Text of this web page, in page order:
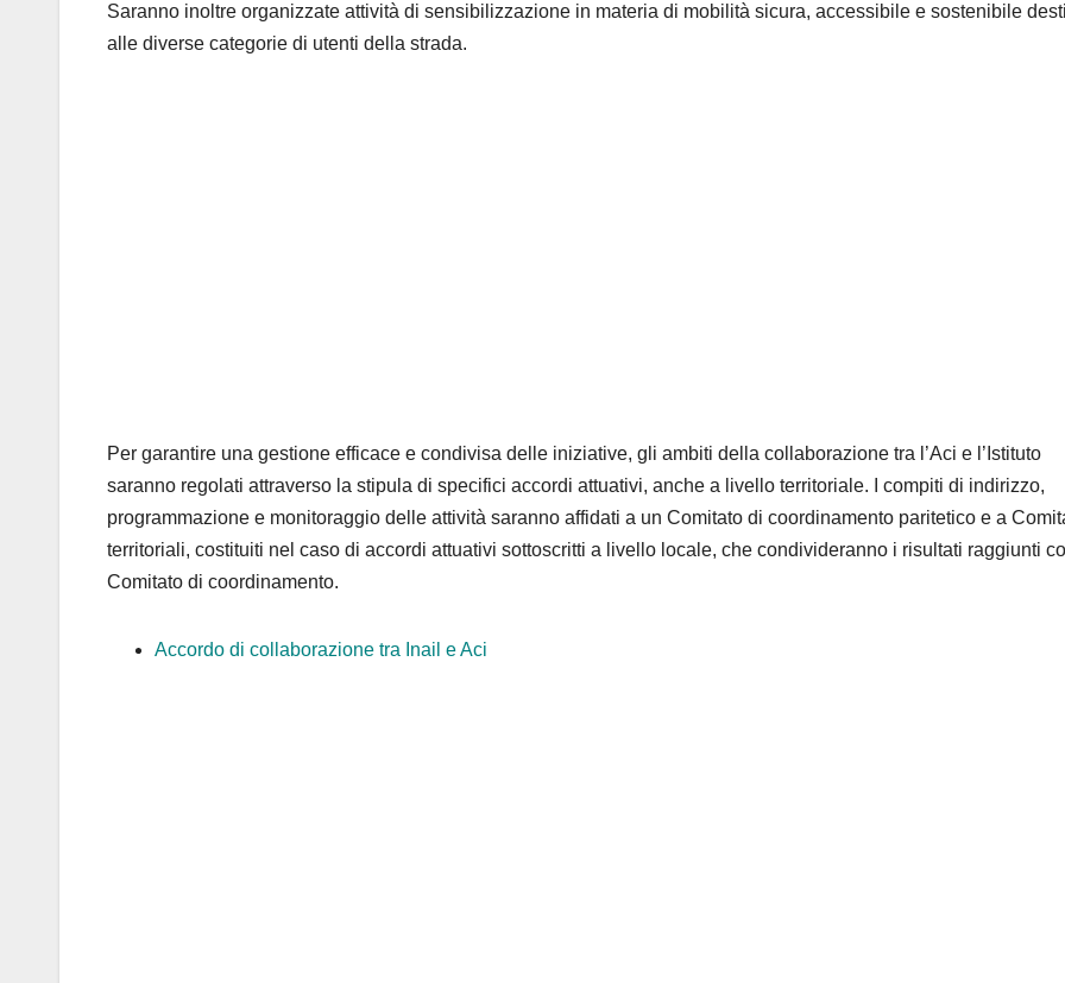
Saranno inoltre organizzate attività di sensibilizzazione in materia di mobilità sicura, accessibile e sostenibile
alle diverse categorie di utenti della strada.
Per garantire una gestione efficace e condivisa delle iniziative, gli ambiti della collaborazione tra l’Aci e l’Istituto
saranno regolati attraverso la stipula di specifici accordi attuativi, anche a livello territoriale. I compiti di indirizzo,
programmazione e monitoraggio delle attività saranno affidati a un Comitato di coordinamento paritetico e a
territoriali, costituiti nel caso di accordi attuativi sottoscritti a livello locale, che condivideranno i risultati raggiunti
Comitato di coordinamento.
Accordo di collaborazione tra Inail e Aci